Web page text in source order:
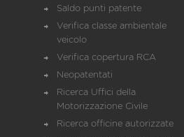
Saldo punti patente
Verifica classe ambientale
veicolo
Verifica copertura RCA
Neopatentati
Ricerca Uffici della
Motorizzazione Civile
Ricerca officine autorizzate